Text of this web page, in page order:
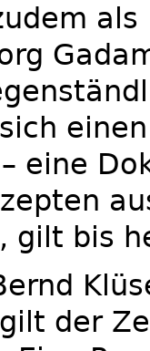
eine
gilt bis
der